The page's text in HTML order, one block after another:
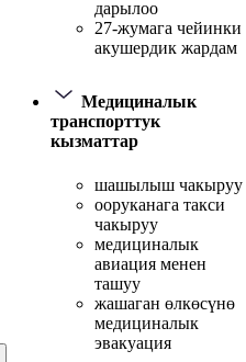
дарылоо
27-жумага чейинки
акушердик жардам
Медициналык
транспорттук
кызматтар
шашылыш чакыруу
ооруканага такси
чакыруу
медициналык
авиация менен
ташуу
жашаган өлкөсүнө
медициналык
эвакуация